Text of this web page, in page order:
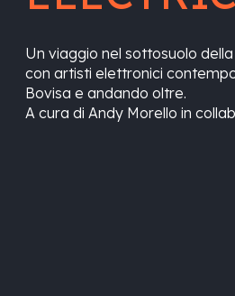
Un viaggio nel sottosuolo
con artisti elettronici
Bovisa e andando oltre.
A cura di Andy Morello in